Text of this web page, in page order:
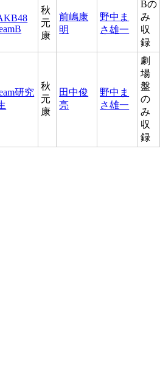
秋
元
康
前嶋康
明
野中ま
さ雄一
Bの
み
収
録
研究
秋
元
康
田中俊
亮
野中ま
さ雄一
劇
場
盤
の
み
収
録